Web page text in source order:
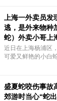
上海一外卖员
逃，是外来物种
蛇）外卖小哥上
近日在上海杨浦区
可爱又鲜艳的小白
盛夏蛇咬伤事故
郊游时当心“蛇